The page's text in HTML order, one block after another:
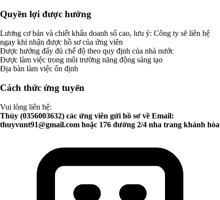
Quyền lợi được hưởng
Lương cơ bản và chiết khấu doanh số cao, lưu ý: Công ty sẽ liên hệ
ngay khi nhận được hồ sơ của ứng viên
Được hưởng đấy đủ chế độ theo quy định của nhà nước
Được làm việc trong môi trường năng động sáng tạo
Địa bàn làm việc ổn định
Cách thức ứng tuyển
Vui lòng liên hệ:
Thúy (0356003632) các ứng viên gửi hồ sơ về Email:
thuyvunt91@gmail.com hoặc 176 đường 2/4 nha trang khánh hòa